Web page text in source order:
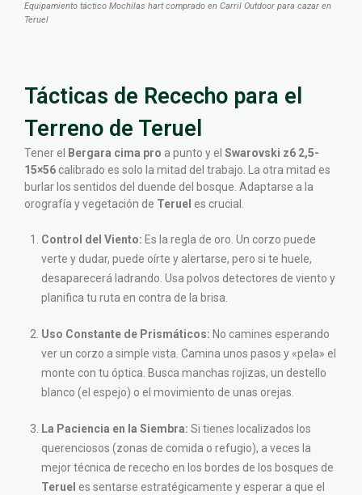
Equipamiento táctico Mochilas hart comprado en Carril Outdoor para cazar en
Teruel
Tácticas de Rececho para el
Terreno de Teruel
Tener el Bergara cima pro a punto y el Swarovski z6 2,5-
15×56 calibrado es solo la mitad del trabajo. La otra mitad es
burlar los sentidos del duende del bosque. Adaptarse a la
orografía y vegetación de Teruel es crucial.
Control del Viento: Es la regla de oro. Un corzo puede
verte y dudar, puede oírte y alertarse, pero si te huele,
desaparecerá ladrando. Usa polvos detectores de viento y
planifica tu ruta en contra de la brisa.
Uso Constante de Prismáticos: No camines esperando
ver un corzo a simple vista. Camina unos pasos y «pela» el
monte con tu óptica. Busca manchas rojizas, un destello
blanco (el espejo) o el movimiento de unas orejas.
La Paciencia en la Siembra: Si tienes localizados los
querenciosos (zonas de comida o refugio), a veces la
mejor técnica de rececho en los bordes de los bosques de
Teruel es sentarse estratégicamente y esperar a que el